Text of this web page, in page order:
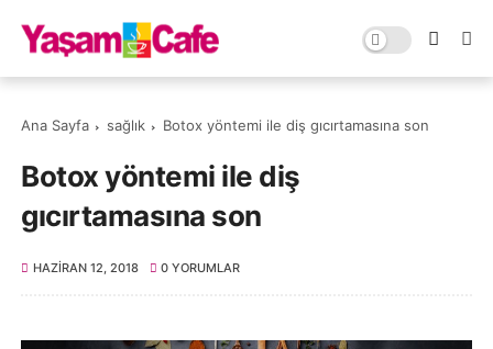
Ana Sayfa sağlık Botox yöntemi ile diş gıcırtamasına son
Botox yöntemi ile diş
gıcırtamasına son
HAZIRAN 12, 2018 0 YORUMLAR